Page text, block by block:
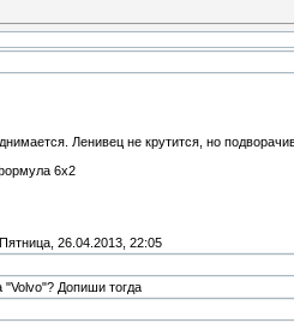
Ленивец не крутится, но
6х2
Пятница, 26.04.2013, 22:05
"Volvo"? Допиши тогда